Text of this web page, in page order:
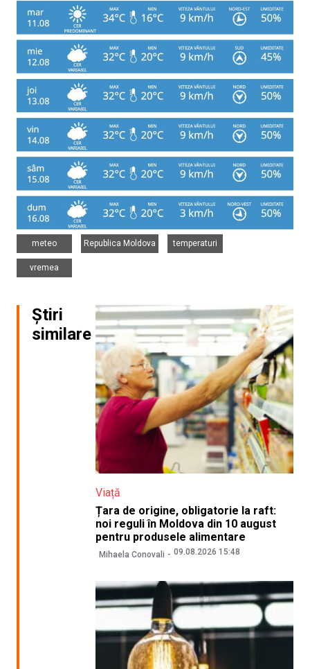
meteo
Republica Moldova
temperaturi
vremea
Știri
similare
Viață
Țara de origine, obligatorie la raft:
noi reguli în Moldova din 10 august
pentru produsele alimentare
Mihaela Conovali 09.08.2026 15:48